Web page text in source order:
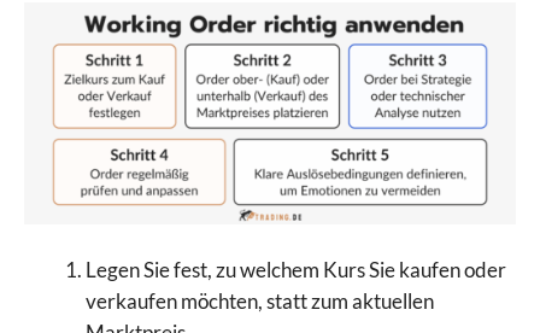
Legen Sie fest, zu welchem Kurs Sie kaufen oder
verkaufen möchten, statt zum aktuellen